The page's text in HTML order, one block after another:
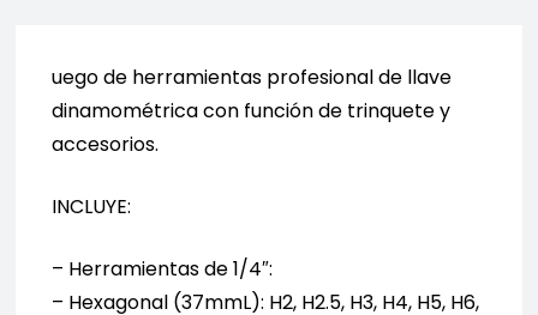
uego de herramientas profesional de llave
dinamométrica con función de trinquete y
accesorios.
INCLUYE:
– Herramientas de 1/4″:
– Hexagonal (37mmL): H2, H2.5, H3, H4, H5, H6,